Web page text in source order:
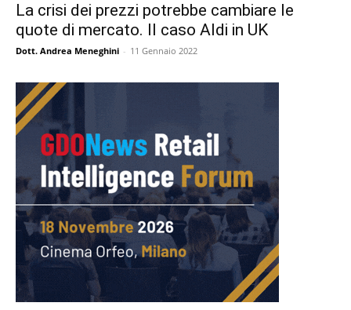
La crisi dei prezzi potrebbe cambiare le
quote di mercato. Il caso Aldi in UK
Dott. Andrea Meneghini - 11 Gennaio 2022